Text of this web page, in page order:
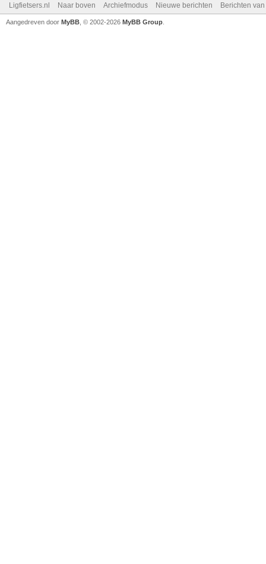
Ligfietsers.nl Naar boven Archiefmodus Nieuwe berichten Berichten
Aangedreven door MyBB , © 2002-2026 MyBB Group